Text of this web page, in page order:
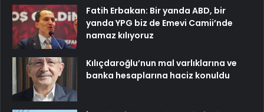
Fatih Erbakan: Bir yanda ABD, bir
yanda YPG biz de Emevi Camii’nde
namaz kılıyoruz
Kılıçdaroğlu’nun mal varlıklarına ve
banka hesaplarına haciz konuldu